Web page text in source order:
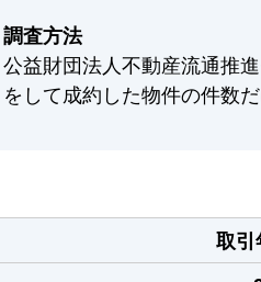
調査方法
公益財団法人不動産流通推
をして成約した物件の件数
取引